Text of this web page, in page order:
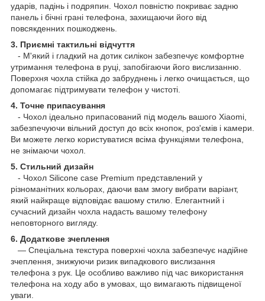
ударів, падінь і подряпин. Чохол повністю покриває задню
панель і бічні грані телефона, захищаючи його від
повсякденних пошкоджень.
3. Приємні тактильні відчуття
- М'який і гладкий на дотик силікон забезпечує комфортне
утримання телефона в руці, запобігаючи його вислизанню.
Поверхня чохла стійка до забруднень і легко очищається, що
допомагає підтримувати телефон у чистоті.
4. Точне припасування
- Чохол ідеально припасований під модель вашого Xiaomi,
забезпечуючи вільний доступ до всіх кнопок, роз'ємів і камери.
Ви можете легко користуватися всіма функціями телефона,
не знімаючи чохол.
5. Стильний дизайн
- Чохол Silicone case Premium представлений у
різноманітних кольорах, даючи вам змогу вибрати варіант,
який найкраще відповідає вашому стилю. Елегантний і
сучасний дизайн чохла надасть вашому телефону
неповторного вигляду.
6. Додаткове зчеплення
— Спеціальна текстура поверхні чохла забезпечує надійне
зчеплення, знижуючи ризик випадкового вислизання
телефона з рук. Це особливо важливо під час використання
телефона на ходу або в умовах, що вимагають підвищеної
уваги.